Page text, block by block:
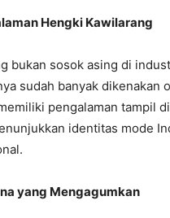
Hengki Kawilarang
bukan sosok asing di
sudah banyak dikenakan
pengalaman tampil
identitas mode
yang Mengagumkan